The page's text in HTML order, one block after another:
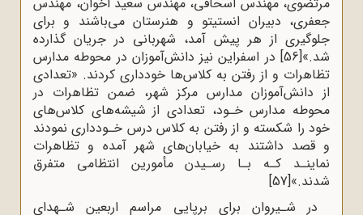
جعفری، دبیران انستیتو و هنرستان می‌باشند و برای
جلوگیری از هر پیش آمد، شهربانی در جریان گذارده
شد.»[56]
در اسفراین نیز دانش‌آموزان در محوطه مدارس
تظاهرات و از رفتن به کلاس‌ها خودداری کردند. «تعدادی
از دانش‌آموزان مدارس مرکز شهر، ضمن تظاهرات در
محوطه مدارس خـود، تعدادی از شیشه‌های کلاس‌های
خود را شکسته و از رفتن به کلاس درس خـودداری نمودند
و قصد داشتند به خیابان‌های شهر آمده و تظاهرات
نماینـد کـه بـا رسـیدن مأمورین انتظامی متفرق
شدند.»[57]
در شـیروان برای برپایی مراسم اربعین شـهدای